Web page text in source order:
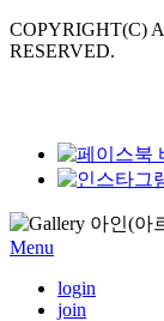
COPYRIGHT(C)
RESERVED.
Menu
login
join